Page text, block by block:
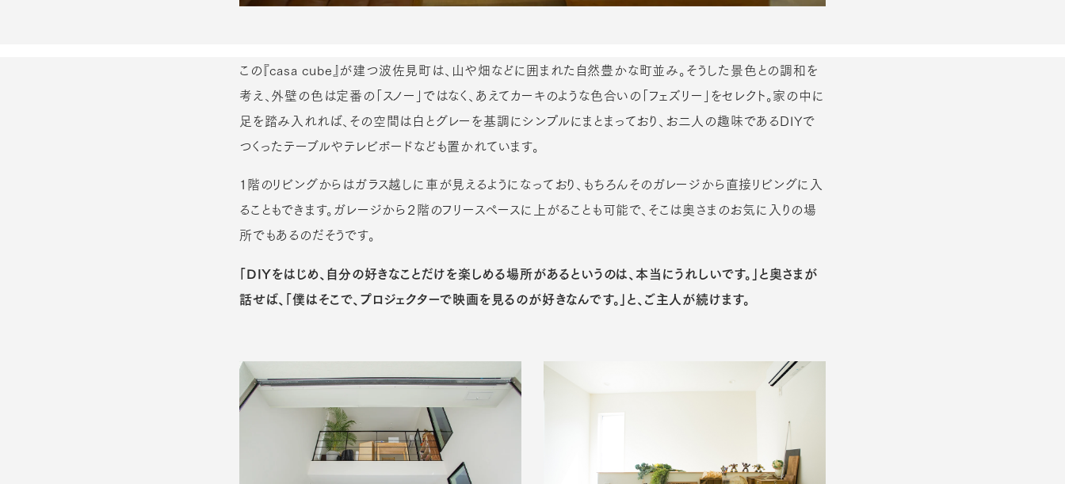
この『casa cube』が建つ波佐見町は、山や畑などに囲まれた自然豊かな町並み。そうした景色との調和を
考え、外壁の色は定番の「スノー」ではなく、あえてカーキのような色合いの「フェズリー」をセレクト。家の中に
足を踏み入れれば、その空間は白とグレーを基調にシンプルにまとまっており、お二人の趣味であるDIYで
つくったテーブルやテレビボードなども置かれています。
１階のリビングからはガラス越しに車が見えるようになっており、もちろんそのガレージから直接リビングに入
ることもできます。ガレージから２階のフリースペースに上がることも可能で、そこは奥さまのお気に入りの場
所でもあるのだそうです。
「DIYをはじめ、自分の好きなことだけを楽しめる場所があるというのは、本当にうれしいです。」と奥さまが
話せば、「僕はそこで、プロジェクターで映画を見るのが好きなんです。」と、ご主人が続けます。